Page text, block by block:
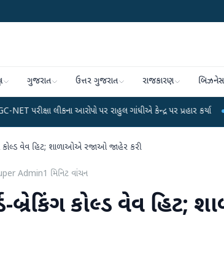
ગુજરાત ઉત્તર ગુજરાત રાજકારણ બિઝનેસ
આરોપો પર રાહુલ ગાંધીએ કેન્દ્ર પર પ્રહાર કર્યા ●
કોલ્ડ વેવ હિટ; શાળાઓએ રજાઓ જાહેર કરી
Admin1 મિનિટ વાંચન
બ્રેકિંગ કોલ્ડ વેવ